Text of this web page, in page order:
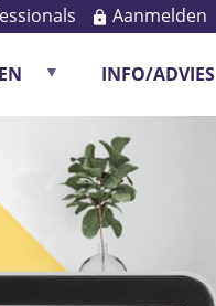
Aanmelden
INFO/ADVIES